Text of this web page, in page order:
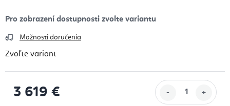
Možnosti doručenia
Zvoľte variant
3 619 €